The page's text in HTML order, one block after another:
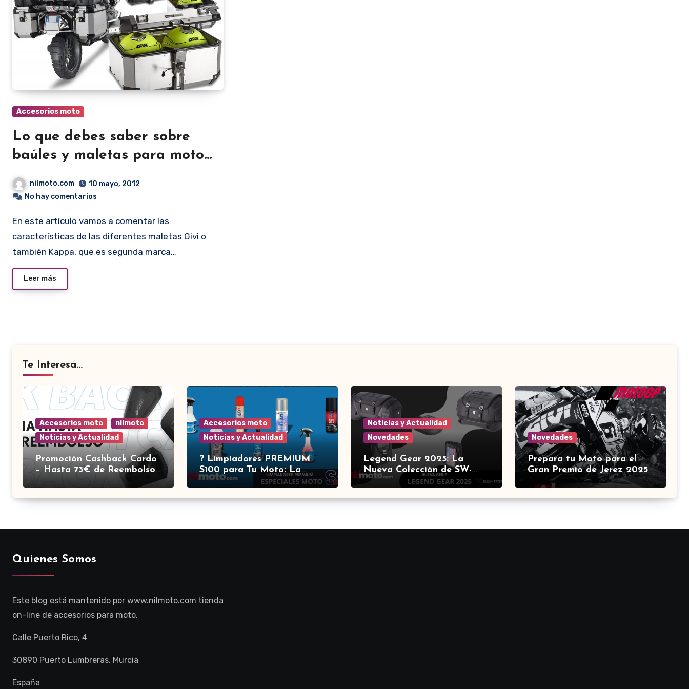
Accesorios moto
Lo que debes saber sobre
baúles y maletas para moto
Givi
nilmoto.com
10 mayo, 2012
No hay comentarios
En este artículo vamos a comentar las
características de las diferentes maletas Givi o
también Kappa, que es segunda marca…
Leer más
Te Interesa...
Accesorios moto
nilmoto
Noticias y Actualidad
Promoción Cashback Cardo
– Hasta 73€ de Reembolso |
Nilmoto
Accesorios moto
Noticias y Actualidad
?️ Limpiadores PREMIUM
S100 para Tu Moto: La
Elección de los Expertos ?
Noticias y Actualidad
Novedades
Legend Gear 2025: La
Nueva Colección de SW-
Motech que Revoluciona el
Motocicletas ?️
Novedades
Prepara tu Moto para el
Gran Premio de Jerez 2025:
Guía Definitiva de
Quienes Somos
Este blog está mantenido por www.nilmoto.com tienda
on-line de accesorios para moto.
Calle Puerto Rico, 4
30890 Puerto Lumbreras, Murcia
España